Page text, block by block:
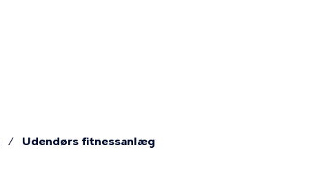
Udendørs fitnessanlæg